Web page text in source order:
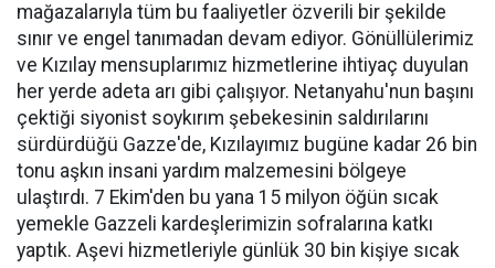
mağazalarıyla tüm bu faaliyetler özverili bir şekilde
sınır ve engel tanımadan devam ediyor. Gönüllülerimiz
ve Kızılay mensuplarımız hizmetlerine ihtiyaç duyulan
her yerde adeta arı gibi çalışıyor. Netanyahu'nun başını
çektiği siyonist soykırım şebekesinin saldırılarını
sürdürdüğü Gazze'de, Kızılayımız bugüne kadar 26 bin
tonu aşkın insani yardım malzemesini bölgeye
ulaştırdı. 7 Ekim'den bu yana 15 milyon öğün sıcak
yemekle Gazzeli kardeşlerimizin sofralarına katkı
yaptık. Aşevi hizmetleriyle günlük 30 bin kişiye sıcak